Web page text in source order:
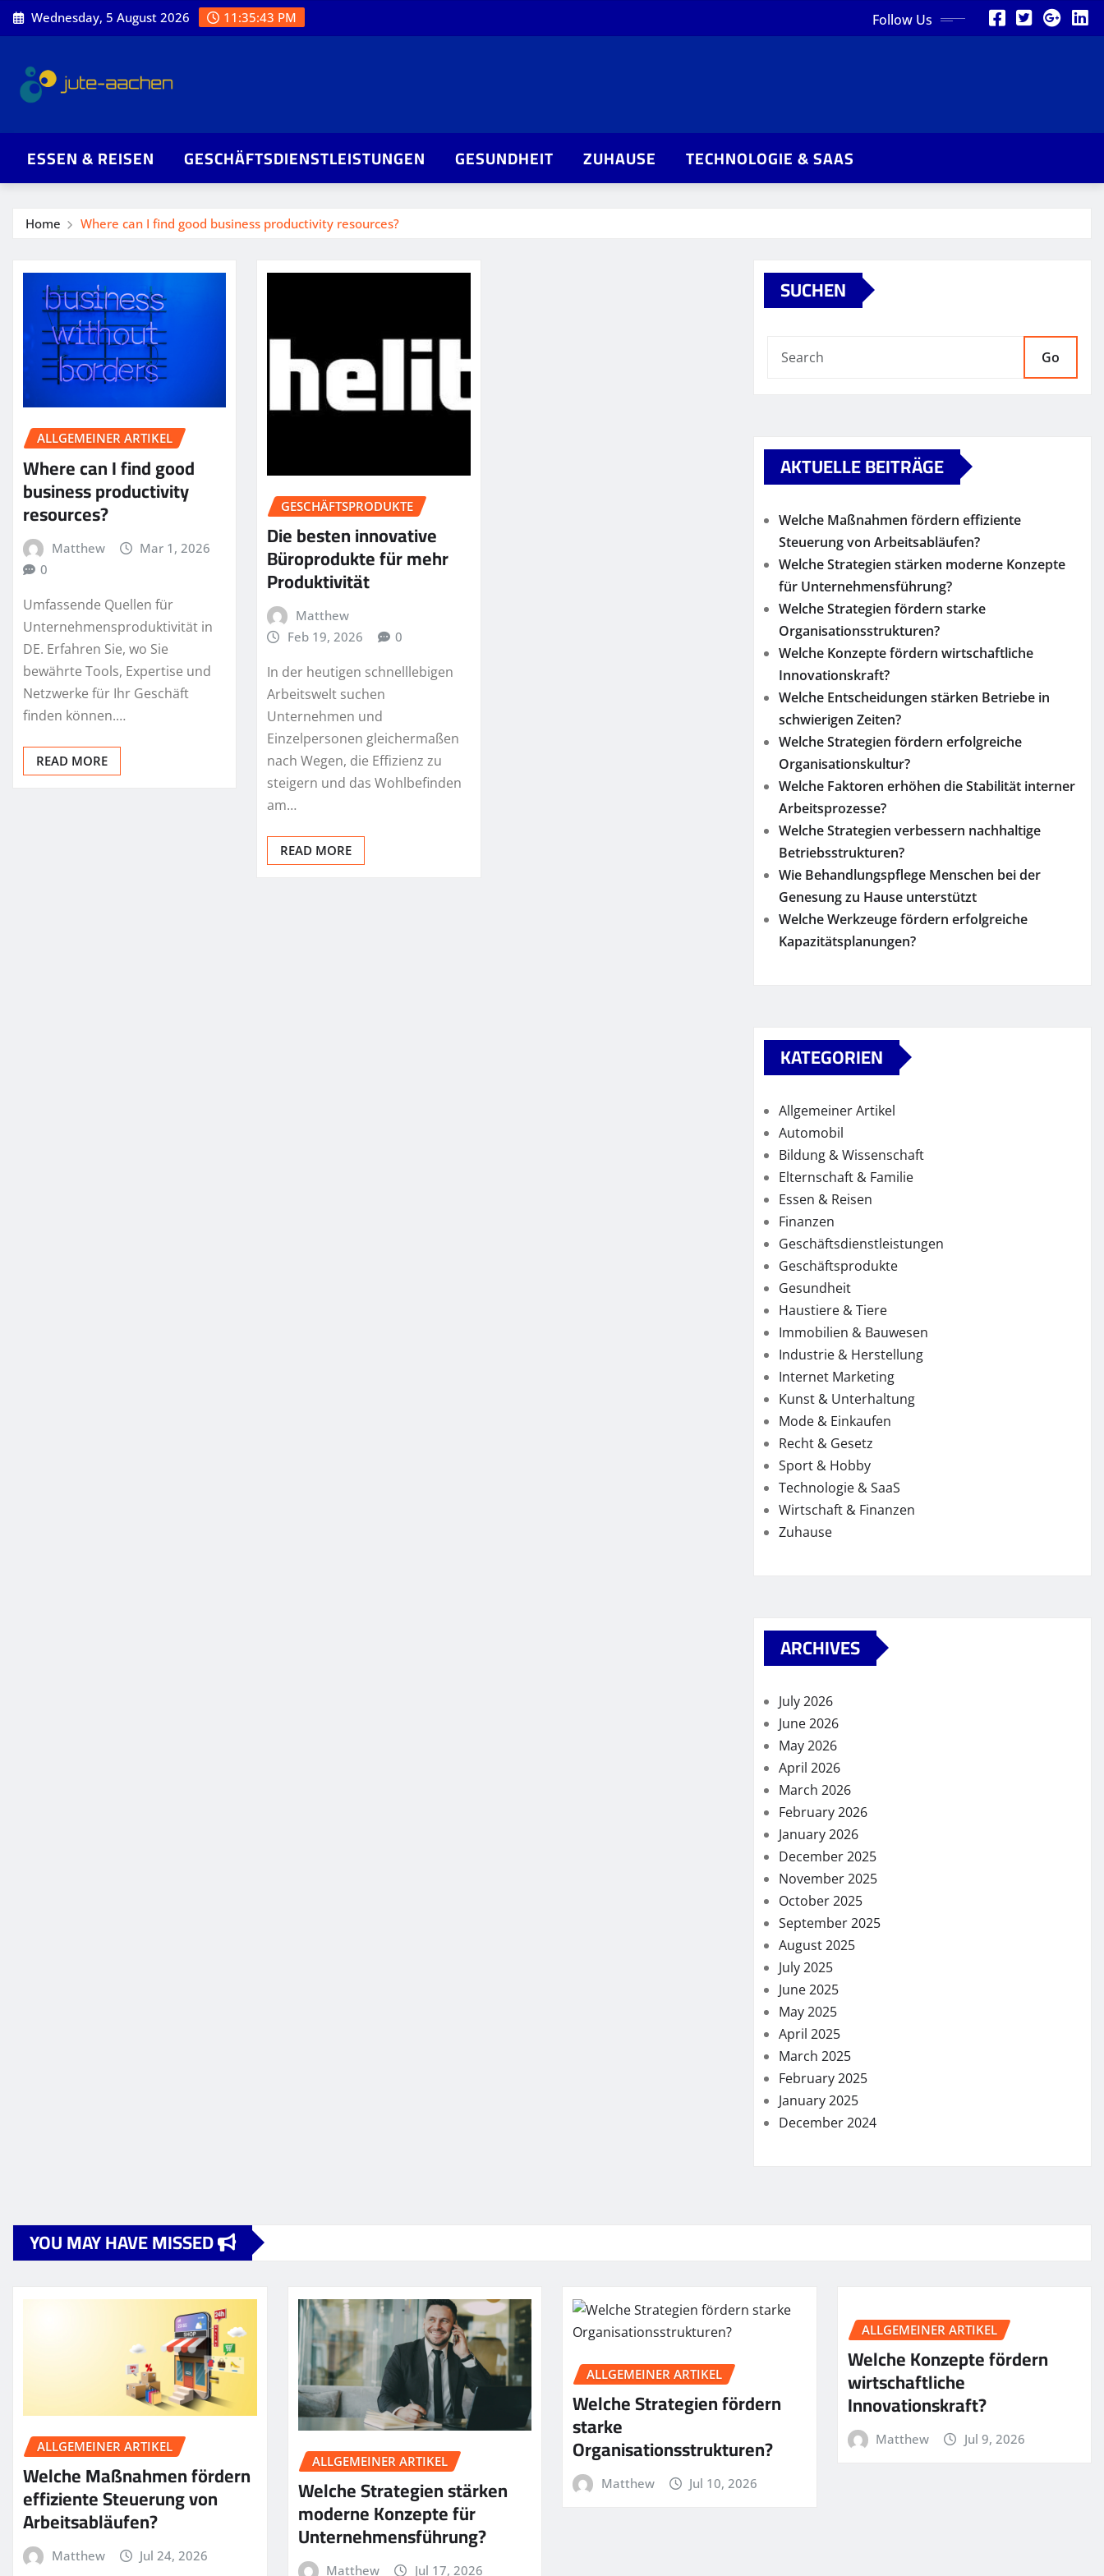
Skip
to
Wednesday, 5 August 2026 11:35:44 PM Follow Us
ESSEN & REISEN GESCHÄFTSDIENSTLEISTUNGEN GESUNDHEIT ZUHAUSE TECHNOLOGIE & SAAS
Home Where can I find good business productivity resources?
ALLGEMEINER ARTIKEL
Where can I find good
business productivity
resources?
Matthew
Mar 1, 2026
0
Umfassende Quellen für
Unternehmensproduktivität in
DE. Erfahren Sie, wo Sie
bewährte Tools, Expertise und
Netzwerke für Ihr Geschäft
finden können.…
READ MORE
GESCHÄFTSPRODUKTE
Die besten innovative
Büroprodukte für mehr
Produktivität
Matthew
Feb 19, 2026
0
In der heutigen schnelllebigen
Arbeitswelt suchen
Unternehmen und
Einzelpersonen gleichermaßen
nach Wegen, die Effizienz zu
steigern und das Wohlbefinden
am…
READ MORE
SUCHEN
Go
AKTUELLE BEITRÄGE
Welche Maßnahmen fördern effiziente
Steuerung von Arbeitsabläufen?
Welche Strategien stärken moderne Konzepte
für Unternehmensführung?
Welche Strategien fördern starke
Organisationsstrukturen?
Welche Konzepte fördern wirtschaftliche
Innovationskraft?
Welche Entscheidungen stärken Betriebe in
schwierigen Zeiten?
Welche Strategien fördern erfolgreiche
Organisationskultur?
Welche Faktoren erhöhen die Stabilität interner
Arbeitsprozesse?
Welche Strategien verbessern nachhaltige
Betriebsstrukturen?
Wie Behandlungspflege Menschen bei der
Genesung zu Hause unterstützt
Welche Werkzeuge fördern erfolgreiche
Kapazitätsplanungen?
KATEGORIEN
Allgemeiner Artikel
Automobil
Bildung & Wissenschaft
Elternschaft & Familie
Essen & Reisen
Finanzen
Geschäftsdienstleistungen
Geschäftsprodukte
Gesundheit
Haustiere & Tiere
Immobilien & Bauwesen
Industrie & Herstellung
Internet Marketing
Kunst & Unterhaltung
Mode & Einkaufen
Recht & Gesetz
Sport & Hobby
Technologie & SaaS
Wirtschaft & Finanzen
Zuhause
ARCHIVES
July 2026
June 2026
May 2026
April 2026
March 2026
February 2026
January 2026
December 2025
November 2025
October 2025
September 2025
August 2025
July 2025
June 2025
May 2025
April 2025
March 2025
February 2025
January 2025
December 2024
YOU MAY HAVE MISSED
ALLGEMEINER ARTIKEL
Welche Maßnahmen fördern
effiziente Steuerung von
Arbeitsabläufen?
Matthew Jul 24, 2026
ALLGEMEINER ARTIKEL
Welche Strategien stärken
moderne Konzepte für
Unternehmensführung?
Matthew Jul 17, 2026
ALLGEMEINER ARTIKEL
Welche Strategien fördern
starke
Organisationsstrukturen?
Matthew Jul 10, 2026
ALLGEMEINER ARTIKEL
Welche Konzepte fördern
wirtschaftliche
Innovationskraft?
Matthew Jul 9, 2026